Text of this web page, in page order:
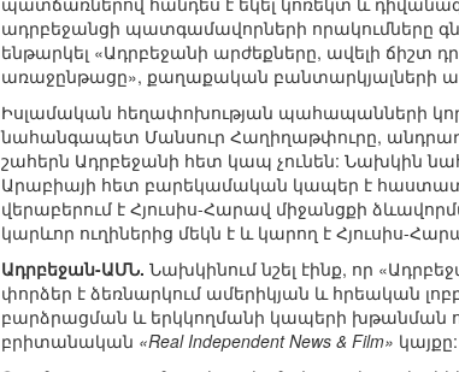
ադրբեջանցի պատգամավորների որակումները
ենթարկել «Ադրբեջանի արժեքները, ավելի
առաջընթացը», քաղաքական բանտարկյալների
Իսլամական հեղափոխության պահապանների
նահանգապետ Մանսուր Հաղիղաթփուրը,
շահերն Ադրբեջանի հետ կապ չունեն: Նախկին
Արաբիայի հետ բարեկամական կապեր է
վերաբերում է Հյուսիս-Հարավ միջանցքի
կարևոր ուղիներից մեկն է և կարող է Հյուսիս-
Ադրբեջան-ԱՄՆ. Նախկինում նշել էինք, որ
փորձեր է ձեռնարկում ամերիկյան և հրեական
բարձրացման և երկկողմանի կապերի խթանման
բրիտանական «Real Independent News & Film» կայքը: